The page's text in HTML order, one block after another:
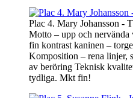
Plac 4. Mary Johansson -
Motto – upp och
fin kontrast kaninen –
Komposition – rena linjer,
av beröring Teknisk
tydliga. Mkt fin!